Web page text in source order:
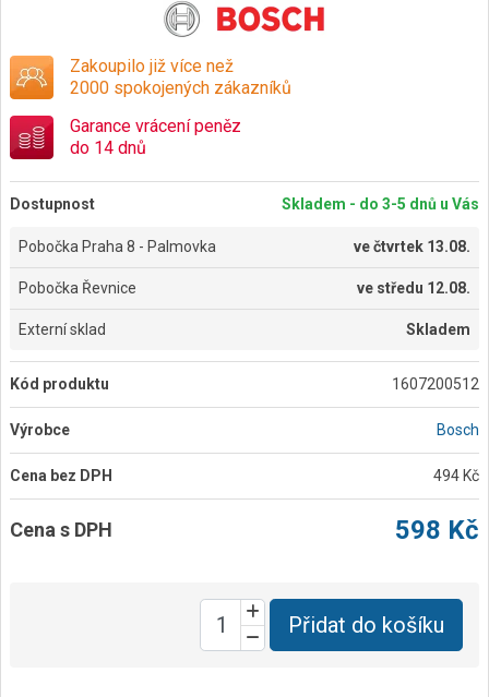
Zakoupilo již více než
2000 spokojených zákazníků
Garance vrácení peněz
do 14 dnů
Dostupnost Skladem - do 3-5 dnů u Vás
Pobočka Praha 8 - Palmovka večtvrtek 13.08.
Pobočka Řevnice ve středu 12.08.
Externí sklad Skladem
Kód produktu 1607200512
Výrobce Bosch
Cena bez DPH 494 Kč
Cena s DPH 598 Kč
Přidat do košíku